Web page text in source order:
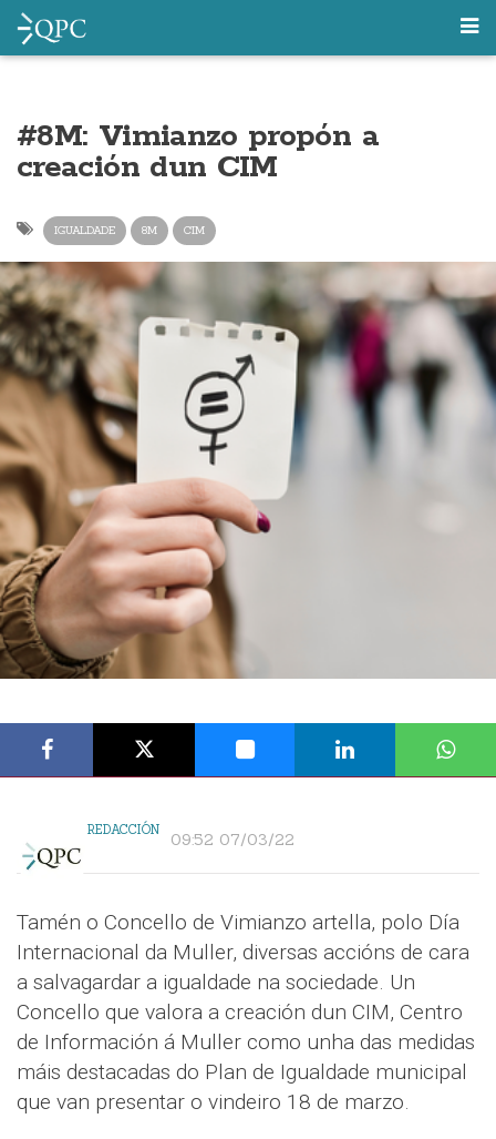
#8M: Vimianzo propón a
creación dun CIM
IGUALDADE 8M CIM
REDACCIÓN 09:52 07/03/22
Tamén o Concello de Vimianzo artella, polo Día
Internacional da Muller, diversas accións de cara
a salvagardar a igualdade na sociedade. Un
Concello que valora a creación dun CIM, Centro
de Información á Muller como unha das medidas
máis destacadas do Plan de Igualdade municipal
que van presentar o vindeiro 18 de marzo.